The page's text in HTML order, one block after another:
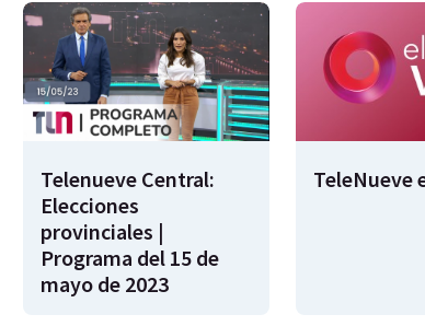
Telenueve Central:
Elecciones
provinciales |
Programa del 15 de
mayo de 2023
TeleNueve